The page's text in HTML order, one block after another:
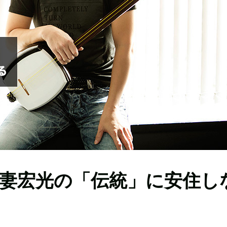
宏光の「伝統」に安住し